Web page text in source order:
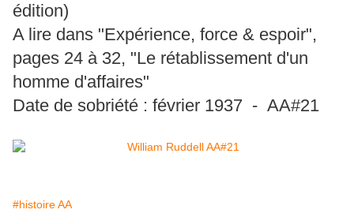
édition)
A lire dans "Expérience, force & espoir",
pages 24 à 32, "Le rétablissement d'un
homme d'affaires"
Date de sobriété : février 1937 - AA#21
#histoire AA